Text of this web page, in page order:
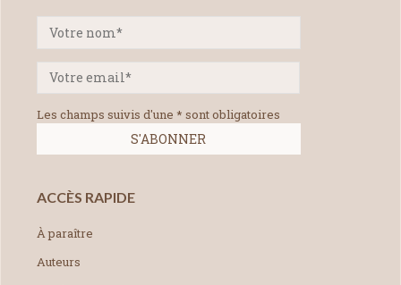
Les champs suivis d'une * sont obligatoires
ACCÈS RAPIDE
À paraître
Auteurs